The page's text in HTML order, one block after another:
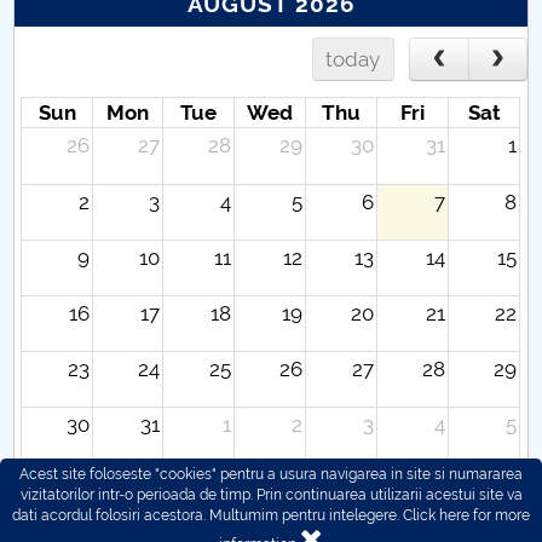
today
Sun Mon Tue Wed Thu Fri
Sat
26
27 28 29 30 31 1
2 3 4 5 6 7 8
9 10 11 12 13 14 15
16 17 18 19 20 21 22
23 24 25 26 27 28 29
30 31 1 2 3 4 5
Acest site foloseste "cookies" pentru a usura navigarea in site si numararea
vizitatorilor intr-o perioada de timp. Prin continuarea utilizarii acestui site va
dati acordul folosiri acestora. Multumim pentru intelegere. Click here for more